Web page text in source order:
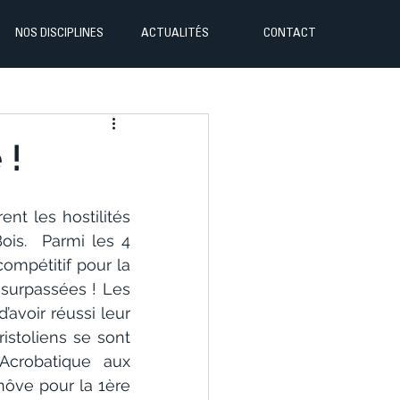
NOS DISCIPLINES ACTUALITÉS CONTACT
!
les hostilités
Parmi les 4
pour la
! Les
réussi leur
se sont
aux
pour la 1ère